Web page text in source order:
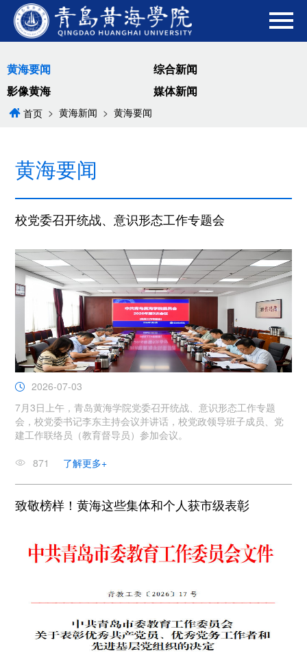
黄海要闻
综合新闻
影像黄海
媒体新闻
首页 > 黄海新闻 > 黄海要闻
黄海要闻
校党委召开统战、意识形态工作专题会
2026-07-03
7月3日上午，青岛黄海学院党委召开统战、意识形态工作专题
会，校党委书记李东主持会议并讲话，校党政领导班子成员、党
建工作联络员（教育督导员）参加会议。
871 了解更多+
致敬榜样！黄海这些集体和个人获市级表彰